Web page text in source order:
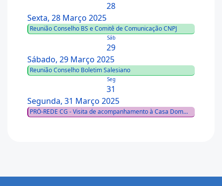
28
Sexta, 28 Março 2025
Reunião Conselho BS e Comitê de Comunicação CNPJ
29
Sáb
Sábado, 29 Março 2025
Reunião Conselho Boletim Salesiano
31
Seg
Segunda, 31 Março 2025
PRÓ-REDE CG - Visita de acompanhamento à Casa Dom
Bosco e Salesianos Ampare